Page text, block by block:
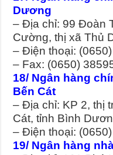
Dương
– Địa chỉ: 99 Đoàn
Cường, thị xã Thủ
– Điện thoại:
– Fax: (0650)
18/ Ngân hàng
Bến Cát
– Địa chỉ: KP 2, thị
Cát, tỉnh Bình
– Điện thoại:
19/ Ngân hàng